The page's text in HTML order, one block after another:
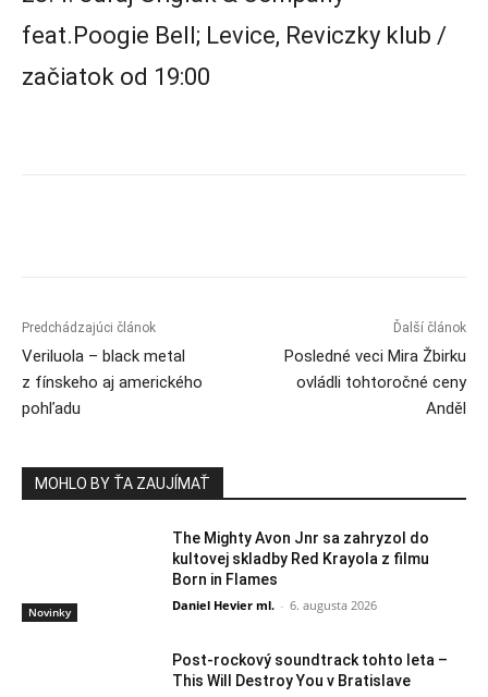
feat.Poogie Bell; Levice, Reviczky klub /
začiatok od 19:00
Predchádzajúci článok
Veriluola – black metal
z fínskeho aj amerického
pohľadu
Ďalší článok
Posledné veci Mira Žbirku
ovládli tohtoročné ceny
Anděl
MOHLO BY ŤA ZAUJÍMAŤ
Novinky
The Mighty Avon Jnr sa zahryzol do
kultovej skladby Red Krayola z filmu
Born in Flames
Daniel Hevier ml. - 6. augusta 2026
Post-rockový soundtrack tohto leta –
This Will Destroy You v Bratislave